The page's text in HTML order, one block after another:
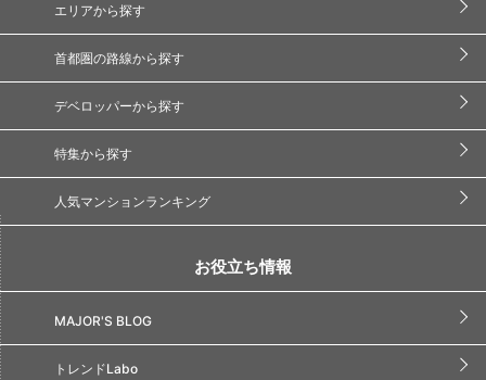
エリアから探す
首都圏の路線から探す
デベロッパーから探す
特集から探す
人気マンションランキング
お役立ち情報
MAJOR'S BLOG
トレンドLabo